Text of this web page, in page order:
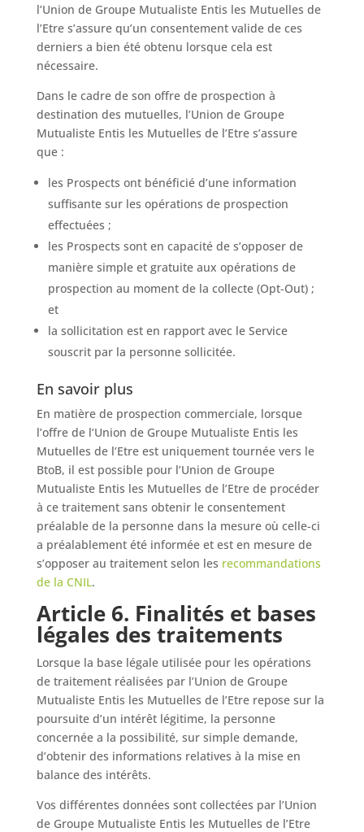
l’Union de Groupe Mutualiste Entis les Mutuelles de
l’Etre s’assure qu’un consentement valide de ces
derniers a bien été obtenu lorsque cela est
nécessaire.
Dans le cadre de son offre de prospection à
destination des mutuelles, l’Union de Groupe
Mutualiste Entis les Mutuelles de l’Etre s’assure
que :
les Prospects ont bénéficié d’une information
suffisante sur les opérations de prospection
effectuées ;
les Prospects sont en capacité de s’opposer de
manière simple et gratuite aux opérations de
prospection au moment de la collecte (Opt-Out) ;
et
la sollicitation est en rapport avec le Service
souscrit par la personne sollicitée.
En savoir plus
En matière de prospection commerciale, lorsque
l’offre de l’Union de Groupe Mutualiste Entis les
Mutuelles de l’Etre est uniquement tournée vers le
BtoB, il est possible pour l’Union de Groupe
Mutualiste Entis les Mutuelles de l’Etre de procéder
à ce traitement sans obtenir le consentement
préalable de la personne dans la mesure où celle-ci
a préalablement été informée et est en mesure de
s’opposer au traitement selon les recommandations
de la CNIL.
Article 6. Finalités et bases
légales des traitements
Lorsque la base légale utilisée pour les opérations
de traitement réalisées par l’Union de Groupe
Mutualiste Entis les Mutuelles de l’Etre repose sur la
poursuite d’un intérêt légitime, la personne
concernée a la possibilité, sur simple demande,
d’obtenir des informations relatives à la mise en
balance des intérêts.
Vos différentes données sont collectées par l’Union
de Groupe Mutualiste Entis les Mutuelles de l’Etre